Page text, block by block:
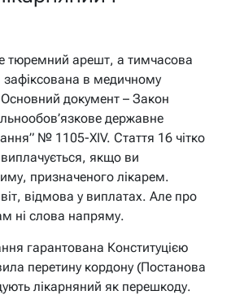
тюремний арешт, а тимчасова
зафіксована в медичному
документ – Закон
державне
№ 1105-XIV. Стаття 16 чітко
якщо ви
призначеного лікарем.
відмова у виплатах. Але про
ні слова напряму.
гарантована Конституцією
перетину кордону (Постанова
лікарняний як перешкоду.